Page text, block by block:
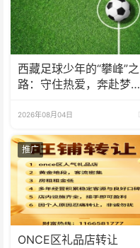
西藏足球少年的“攀峰”之
路：守住热爱，奔赴梦想
2026年08月04日
推广
ONCE区礼品店转让